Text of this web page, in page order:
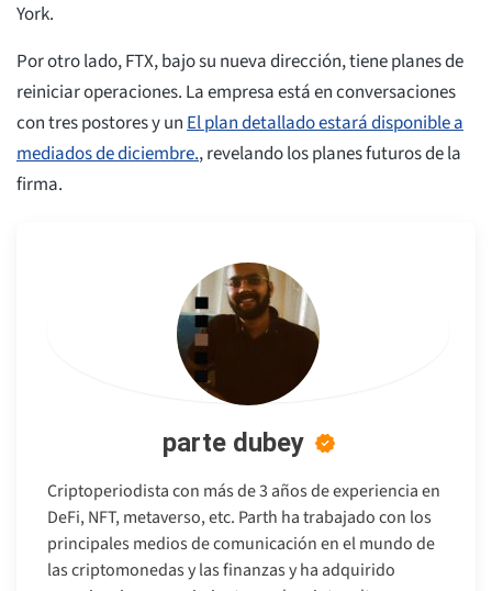
York.
Por otro lado, FTX, bajo su nueva dirección, tiene planes de
reiniciar operaciones. La empresa está en conversaciones
con tres postores y unEl plan detallado estará disponible a
mediados de diciembre., revelando los planes futuros de la
firma.
parte dubey
Criptoperiodista con más de 3 años de experiencia en
DeFi, NFT, metaverso, etc. Parth ha trabajado con los
principales medios de comunicación en el mundo de
las criptomonedas y las finanzas y ha adquirido